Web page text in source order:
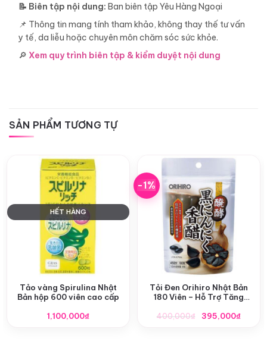
📝 Biên tập nội dung: Ban biên tập Yêu Hàng Ngoại
📌 Thông tin mang tính tham khảo, không thay thế tư vấn
y tế, da liễu hoặc chuyên môn chăm sóc sức khỏe.
🔎 Xem quy trình biên tập & kiểm duyệt nội dung
SẢN PHẨM TƯƠNG TỰ
HẾT HÀNG
Tảo vàng Spirulina Nhật
Bản hộp 600 viên cao cấp
1,100,000₫
-1%
Tỏi Đen Orihiro Nhật Bản
180 Viên – Hỗ Trợ Tăng
400,000₫
Giá
395,000₫Giá